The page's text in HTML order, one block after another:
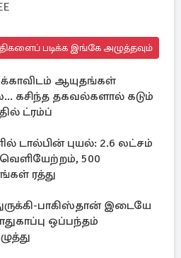
படிக்க இங்கே அழுத்தவும்
ஆயுதங்கள்
கசிந்த தகவல்களால் கடும்
ட்ரம்ப்
டால்பின் புயல்: 2.6 லட்சம்
500
ரத்து
பாகிஸ்தான் இடையே
ஒப்பந்தம்